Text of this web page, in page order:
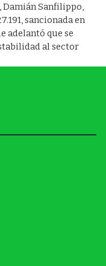
Damián Sanfilippo,
sancionada en
adelantó que se
al sector